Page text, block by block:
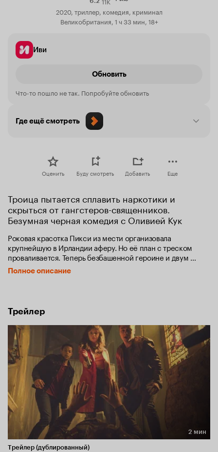
6.2
2020, триллер, комедия, криминал
Великобритания, 1 ч 33 мин, 18+
Иви
Обновить
Что-то пошло не так. Попробуйте обновить
Где ещё смотреть
Оценить Буду смотреть Добавить Еще
Троица пытается сплавить наркотики и
скрыться от гангстеров-священников.
Безумная черная комедия с Оливией Кук
Роковая красотка Пикси из мести организовала
крупнейшую в Ирландии аферу. Но её план с треском
проваливается. Теперь безбашенной героине и двум
бедолагам, случайно оказавшимся в ее компании,
придется сильно напрячься, чтобы избавиться от трупа
с преподобным Гектором.
Полное описание
Трейлер
Длительность 2 мин
2 мин
Трейлер (дублированный)